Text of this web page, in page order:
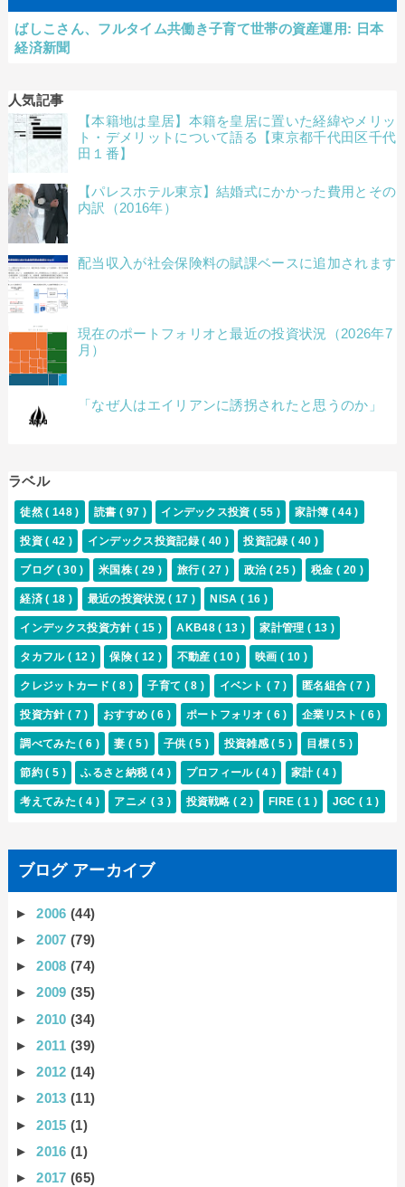
ばしこさん、フルタイム共働き子育て世帯の資産運用: 日本
経済新聞
人気記事
【本籍地は皇居】本籍を皇居に置いた経緯やメリッ
ト・デメリットについて語る【東京都千代田区千代
田１番】
【パレスホテル東京】結婚式にかかった費用とその
内訳（2016年）
配当収入が社会保険料の賦課ベースに追加されます
現在のポートフォリオと最近の投資状況（2026年7
月）
「なぜ人はエイリアンに誘拐されたと思うのか」
ラベル
徒然( 148 ) 読書 ( 97 ) インデックス投資( 55 ) 家計簿 ( 44 )
投資( 42 ) インデックス投資記録( 40 ) 投資記録( 40 )
ブログ ( 30 ) 米国株( 29 ) 旅行( 27 ) 政治 ( 25 ) 税金 ( 20 )
経済( 18 ) 最近の投資状況( 17 ) NISA( 16 )
インデックス投資方針 ( 15 ) AKB48( 13 ) 家計管理( 13 )
タカフル( 12 ) 保険( 12 ) 不動産 ( 10 ) 映画( 10 )
クレジットカード( 8 ) 子育て ( 8 ) イベント( 7 ) 匿名組合 ( 7 )
投資方針( 7 ) おすすめ ( 6 ) ポートフォリオ( 6 ) 企業リスト ( 6 )
調べてみた( 6 ) 妻 ( 5 ) 子供 ( 5 ) 投資雑感( 5 ) 目標( 5 )
節約( 5 ) ふるさと納税 ( 4 ) プロフィール ( 4 ) 家計 ( 4 )
考えてみた( 4 ) アニメ ( 3 ) 投資戦略( 2 ) FIRE ( 1 ) JGC ( 1 )
ブログ アーカイブ
►2006(44)
►2007(79)
►2008(74)
►2009(35)
►2010(34)
►2011(39)
►2012(14)
►2013(11)
►2015(1)
►2016(1)
►2017(65)